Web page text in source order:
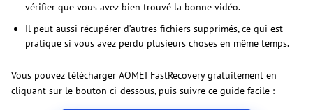
vérifier que vous avez bien trouvé la bonne vidéo.
Il peut aussi récupérer d’autres fichiers supprimés, ce qui est
pratique si vous avez perdu plusieurs choses en même temps.
Vous pouvez télécharger AOMEI FastRecovery gratuitement en
cliquant sur le bouton ci-dessous, puis suivre ce guide facile :